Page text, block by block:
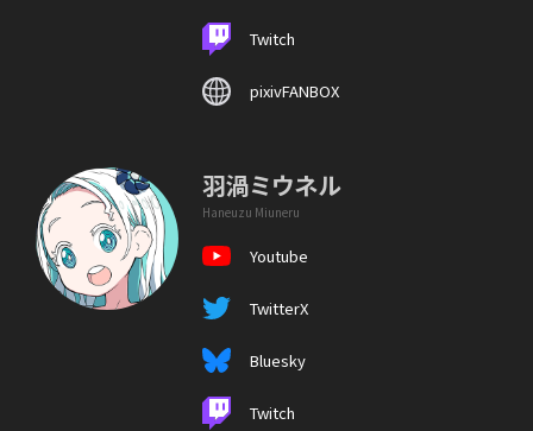
Twitch
pixivFANBOX
羽渦ミウネル
Haneuzu Miuneru
Youtube
TwitterX
Bluesky
Twitch